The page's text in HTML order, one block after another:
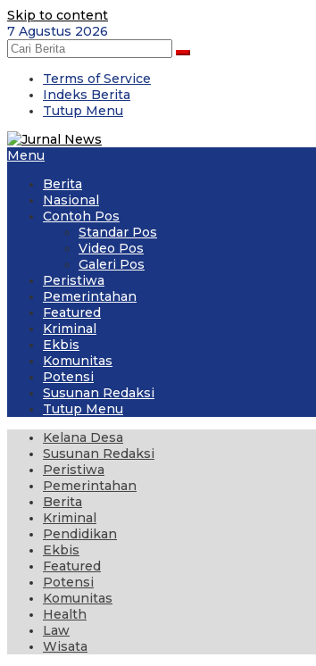
Skip to content
7 Agustus 2026
Terms of Service
Indeks Berita
Tutup Menu
Menu
Berita
Nasional
Contoh Pos
Standar Pos
Video Pos
Galeri Pos
Peristiwa
Pemerintahan
Featured
Kriminal
Ekbis
Komunitas
Potensi
Susunan Redaksi
Tutup Menu
Kelana Desa
Susunan Redaksi
Peristiwa
Pemerintahan
Berita
Kriminal
Pendidikan
Ekbis
Featured
Potensi
Komunitas
Health
Law
Wisata